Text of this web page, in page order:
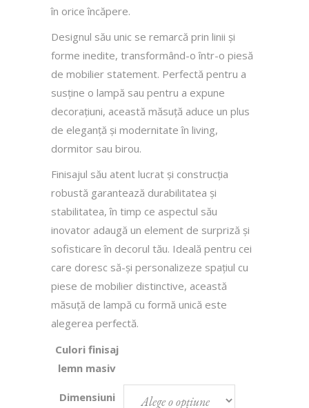
în orice încăpere.
Designul său unic se remarcă prin linii și
forme inedite, transformând-o într-o piesă
de mobilier statement. Perfectă pentru a
susține o lampă sau pentru a expune
decorațiuni, această măsuță aduce un plus
de eleganță și modernitate în living,
dormitor sau birou.
Finisajul său atent lucrat și construcția
robustă garantează durabilitatea și
stabilitatea, în timp ce aspectul său
inovator adaugă un element de surpriză și
sofisticare în decorul tău. Ideală pentru cei
care doresc să-și personalizeze spațiul cu
piese de mobilier distinctive, această
măsuță de lampă cu formă unică este
alegerea perfectă.
Culori finisaj
lemn masiv
Dimensiuni